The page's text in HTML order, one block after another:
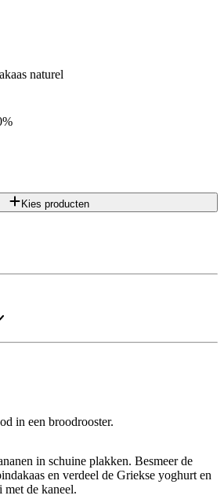
naturel
Kies producten
in een broodrooster.
in schuine plakken. Besmeer de
en verdeel de Griekse yoghurt en
met de kaneel.